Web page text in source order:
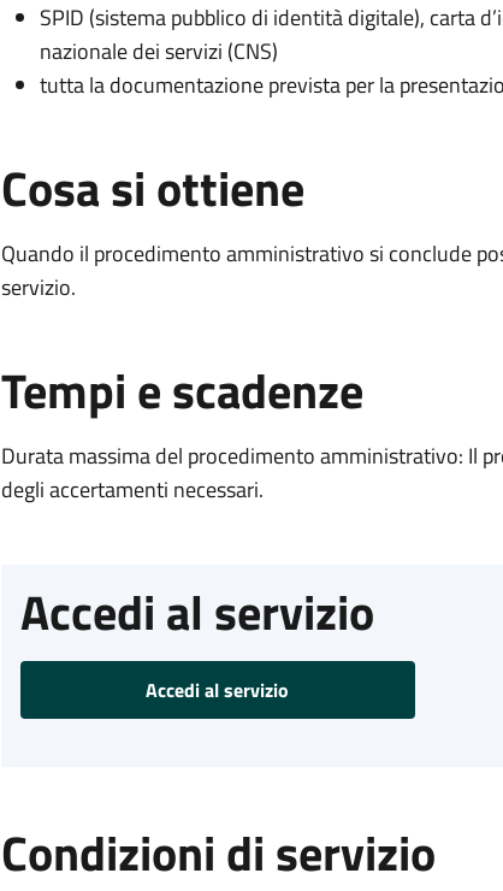
SPID (sistema pubblico di identità digitale), carta
nazionale dei servizi (CNS)
tutta la documentazione prevista per la
Cosa si ottiene
Quando il procedimento amministrativo si conclude
servizio.
Tempi e scadenze
Durata massima del procedimento amministrativo: Il
degli accertamenti necessari.
Accedi al servizio
Accedi al servizio
Condizioni di servizio